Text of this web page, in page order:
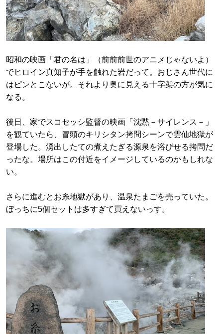
昭和の映画「君の名は」（前前前世のアニメじゃないよ）
でヒロイン真知子が手を触れた岩だって。おじさん世代に
はピンとこないが。それより奥に見える十字架の方が気に
なる。
後日、家でスコセッシ監督の映画「沈黙－サイレンス－」
を観ていたら、冒頭のキリシタン拷問シーンで雲仙地獄が
登場した。湧出したての煮えたぎる源泉を浴びせる拷問だ
ったな。場所はこの付近をイメージしているのかもしれな
い。
さらに進むとお糸地獄があり、温泉たまごを売っていた。
ぼっちに5個セットは多すぎて買えないっす。